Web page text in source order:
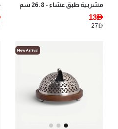
مشربية طبق عشاء - 26.8 سم
13AED
27AED
New Arrival